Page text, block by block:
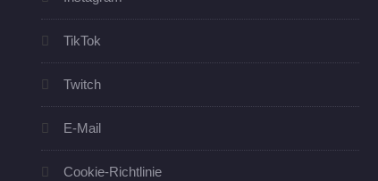
TikTok
Twitch
E-Mail
Cookie-Richtlinie